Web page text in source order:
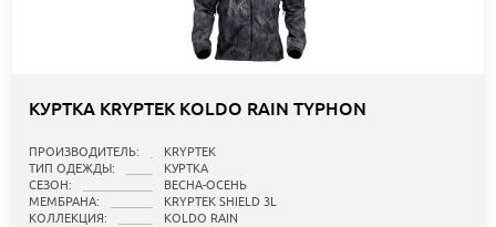
КУРТКА KRYPTEK KOLDO RAIN TYPHON
ПРОИЗВОДИТЕЛЬ:
KRYPTEK
ТИП ОДЕЖДЫ:
КУРТКА
СЕЗОН:
ВЕСНА-ОСЕНЬ
МЕМБРАНА:
KRYPTEK SHIELD 3L
КОЛЛЕКЦИЯ:
KOLDO RAIN